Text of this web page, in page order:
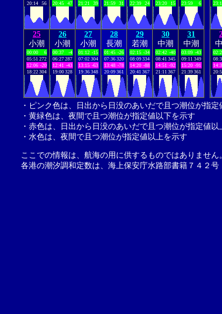
20:14
56
20:45
47
21:21
39
21:59
31
22:39
24
23:20
15
23:59
6
25
小潮
00:00
6
05:51 272
12:06 -20
18:22304
26
小潮
00:37
-4
06:27287
12:41 -43
19:00328
27
小潮
01:12 -15
07:02304
13:15 -63
19:36348
28
長潮
01:45 -26
07:36320
13:48 -78
20:09361
29
若潮
02:15 -34
08:09334
14:20 -88
20:41 367
30
中潮
02:42 -40
08:41 345
14:51 -92
21:11 367
31
中潮
03:09 -43
09:11 349
15:20 -91
21:39361
・ピンク色は、日出から日没のあいだで且つ潮位が指
・黄緑色は、夜間で且つ潮位が指定値以下を示す
・赤色は、日出から日没のあいだで且つ潮位が指定値以
・水色は、夜間で且つ潮位が指定値以上を示す
ここでの情報は、航海の用に供するものではありませ
各港の潮汐調和定数は、海上保安庁水路部書籍７４２